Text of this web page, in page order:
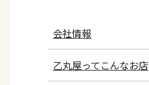
会社情報
乙丸屋ってこんなお店